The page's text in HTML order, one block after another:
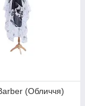
(Обличчя)